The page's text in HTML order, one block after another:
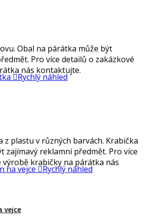
Obal na párátka může být
Pro více detailů o zakázkové
nás kontaktujte.
Rychlý náhled
z plastu v různých barvách. Krabička
zajímavý reklamní předmět. Pro více
výrobě krabičky na párátka nás
Rychlý náhled
vejce